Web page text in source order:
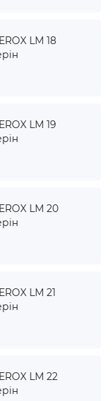
LM 18
LM 19
LM 20
LM 21
LM 22